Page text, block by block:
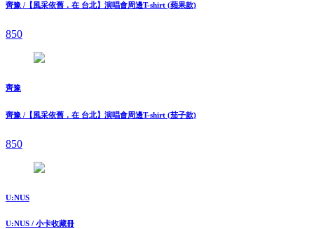
齊豫 /【風采依舊．在 台北】演唱會周邊T-shirt (蘋果款)
850
齊豫
齊豫 /【風采依舊．在 台北】演唱會周邊T-shirt (茄子款)
850
U:NUS
U:NUS / 小卡收藏冊